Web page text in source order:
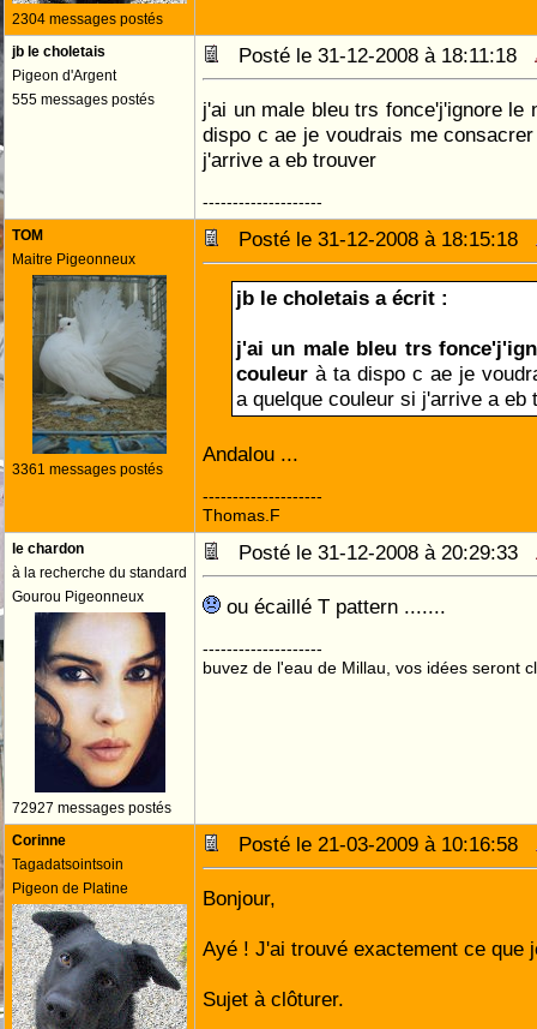
2304 messages postés
jb le choletais
Pigeon d'Argent
555 messages postés
Posté le 31-12-2008 à 18:11:18
j'ai un male bleu trs fonce'j'ignore le
dispo c ae je voudrais me
j'arrive a eb trouver
--------------------
TOM
Maitre Pigeonneux
3361 messages postés
Posté le 31-12-2008 à 18:15:18
jb le choletais a écrit :
j'ai un male bleu trs
couleur à ta dispo c ae je
a quelque couleur si j'arrive a eb
Andalou ...
--------------------
Thomas.F
le chardon
à la recherche du standard
Gourou Pigeonneux
72927 messages postés
Posté le 31-12-2008 à 20:29:33
ou écaillé T pattern .......
--------------------
buvez de l'eau de Millau, vos idées seront
Corinne
Tagadatsointsoin
Pigeon de Platine
Posté le 21-03-2009 à 10:16:58
Bonjour,
Ayé ! J'ai trouvé exactement ce que
Sujet à clôturer.